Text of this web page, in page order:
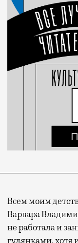
Всем моим
Варвара
не работала и
гулянками, хотя